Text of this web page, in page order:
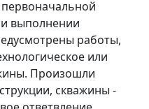
выполнении
работы,
или
Произошли
скважины -